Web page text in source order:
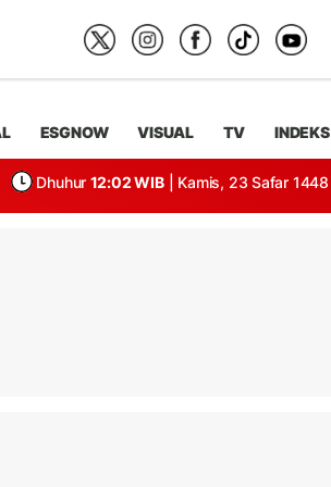
ESGNOW VISUAL TV INDEKS
Dhuhur 12:02 WIB | Kamis, 23 Safar 1448